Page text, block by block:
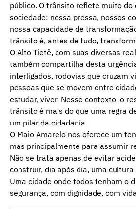
público. O trânsito reflete muito do
sociedade: nossa pressa, nossos
nossa capacidade de
trânsito é, antes de tudo,
O Alto Tietê, com suas diversas
também compartilha desta
interligados, rodovias que cruzam
pessoas que se movem entre
estudar, viver. Nesse contexto, o
trânsito é mais do que uma regra
um pilar da cidadania.
O Maio Amarelo nos oferece um
mas principalmente para assumir
Não se trata apenas de evitar
construir, dia após dia, uma cultura
Uma cidade onde todos tenham o
segurança, com dignidade, com